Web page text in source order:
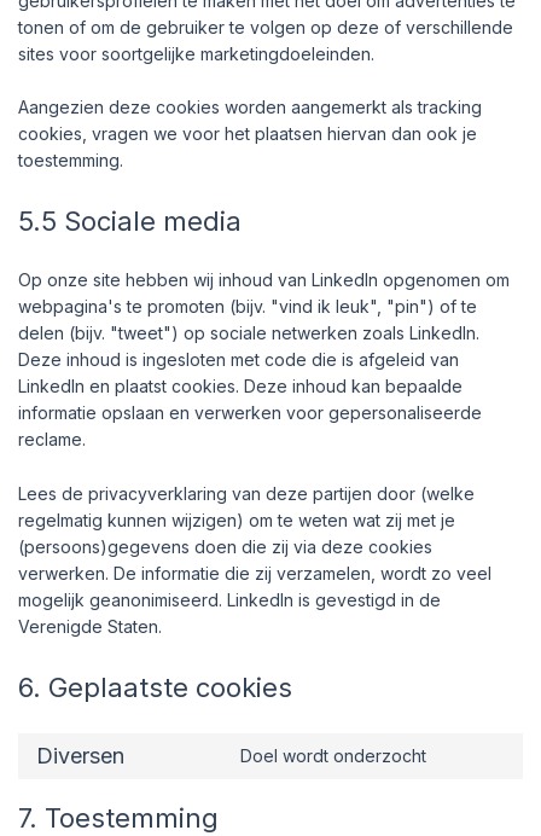
tonen of om de gebruiker te volgen op deze of verschillende
sites voor soortgelijke marketingdoeleinden.
Aangezien deze cookies worden aangemerkt als tracking
cookies, vragen we voor het plaatsen hiervan dan ook je
toestemming.
5.5 Sociale media
Op onze site hebben wij inhoud van LinkedIn opgenomen om
webpagina's te promoten (bijv. "vind ik leuk", "pin") of te
delen (bijv. "tweet") op sociale netwerken zoals LinkedIn.
Deze inhoud is ingesloten met code die is afgeleid van
LinkedIn en plaatst cookies. Deze inhoud kan bepaalde
informatie opslaan en verwerken voor gepersonaliseerde
reclame.
Lees de privacyverklaring van deze partijen door (welke
regelmatig kunnen wijzigen) om te weten wat zij met je
(persoons)gegevens doen die zij via deze cookies
verwerken. De informatie die zij verzamelen, wordt zo veel
mogelijk geanonimiseerd. LinkedIn is gevestigd in de
Verenigde Staten.
6. Geplaatste cookies
Diversen Doel wordt onderzocht
7. Toestemming